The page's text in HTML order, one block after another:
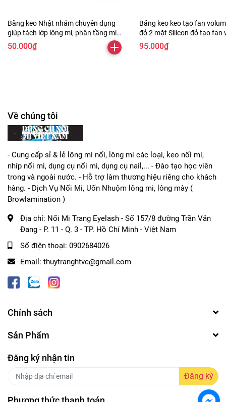
-Các tính năng: Di động, Độ sáng 3 cấp độ, Kẹp, Có thể sạc
lại.
2.Do sự khác biệt về cài đặt ánh sáng và màn hình, màu
sắc của sản phẩm có thể hơi khác so với hình ảnh.
3.Vui lòng cho phép sự khác biệt kích thước nhỏ do đo
lường thủ công khác nhau.
Băng keo Nhật nhám chuyên dụng
giúp tách lớp lông mi, phân tầng mi
để nối mi dễ dàng hơn
50.000₫
Băng keo keo tạo fan
đỏ 2 mặt Silicon đỏ tạo fan
95.000₫
Về chúng tôi
- Cung cấp sỉ & lẻ lông mi nối, lông mi các loại, keo nối mi,
nhíp nối mi, dụng cụ nối mi, dụng cụ nail,... - Đào tạo học viên
trong và ngoài nước. - Hỗ trợ làm thương hiệu riêng cho khách
hàng. - Dịch Vụ Nối Mi, Uốn Nhuộm lông mi, lông mày (
Browlamination )
Địa chỉ: Nối Mi Trang Eyelash - Số 157/8 đường Trần Văn
Đang - P. 11 - Q. 3 - TP. Hồ Chí Minh - Việt Nam
Số điện thoại: 0902684026
Email: thuytranghtvc@gmail.com
Chính sách
Sản Phẩm
Đăng ký nhận tin
Đăng ký